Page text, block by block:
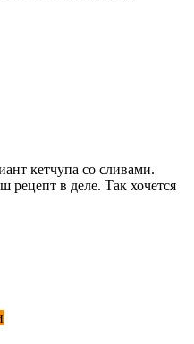
кетчупа со сливами.
рецепт в деле. Так хочется